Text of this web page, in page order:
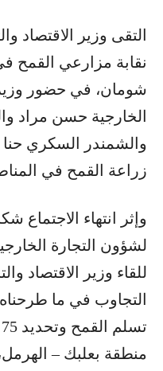
التقى وزير الاقتصاد
نقابة مزارعي القمح
شومان، في حضور
الخارجية حسن مراد
والشمندر السكري
زراعة القمح في
وإثر انتهاء الاجتماع
لشؤون التجارة
للقاء وزير الاقتصاد
التجاوب في ما
منطقة بعلبك –